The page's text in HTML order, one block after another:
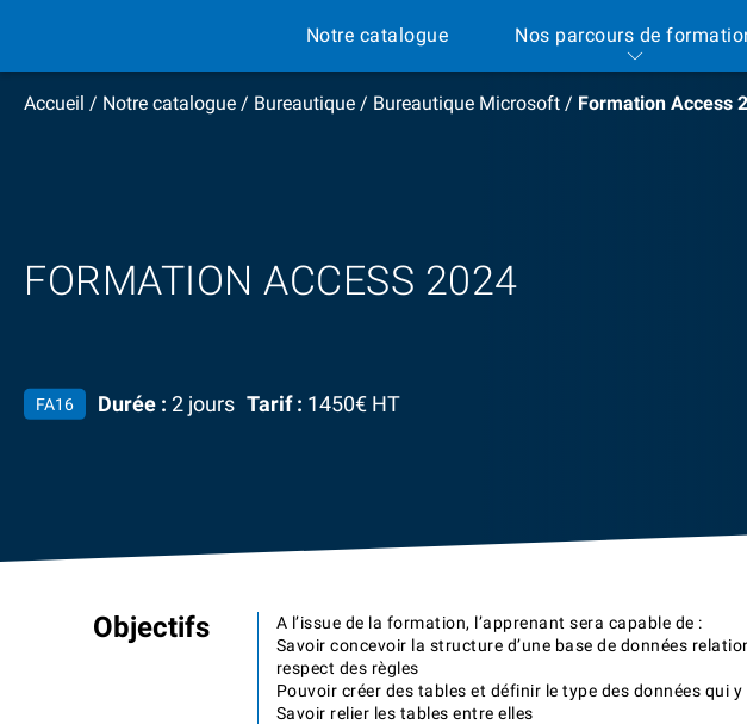
Notre catalogue Nos parcours de
Accueil / Notre catalogue / Bureautique / Bureautique Microsoft / Formation Access
FORMATION ACCESS 2024
FA16 Durée : 2 jours Tarif : 1450€ HT
Objectifs
A l’issue de la formation, l’apprenant sera capable de :
Savoir concevoir la structure d’une base de données
respect des règles
Pouvoir créer des tables et définir le type des données qui
Savoir relier les tables entre elles